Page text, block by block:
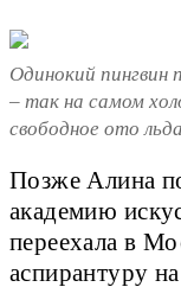
Одинокий пингвин
– так на самом
свободное ото
Позже Алина
академию
переехала в
аспирантуру